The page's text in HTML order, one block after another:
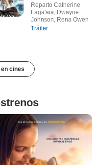
Reparto Catherine
Laga'aia, Dwayne
Johnson, Rena Owen
Tráiler
cines